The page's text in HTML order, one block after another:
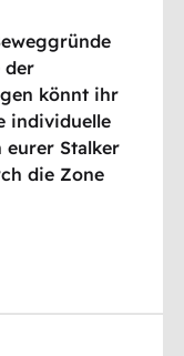
der
könnt ihr
individuelle
eurer Stalker
die Zone